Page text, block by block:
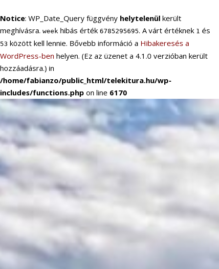
Notice: WP_Date_Query függvény helytelenül került
meghívásra. week hibás érték 6785295695. A várt értéknek 1 és
53 között kell lennie. Bővebb információ a Hibakeresés a
WordPress-ben helyen. (Ez az üzenet a 4.1.0 verzióban került
hozzáadásra.) in
/home/fabianzo/public_html/telekitura.hu/wp-
includes/functions.php on line 6170